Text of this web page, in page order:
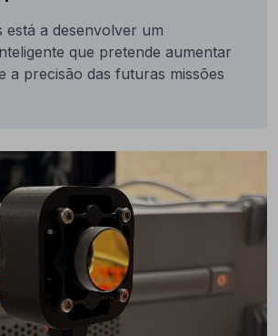
está a desenvolver um
que pretende aumentar
a precisão das futuras missões